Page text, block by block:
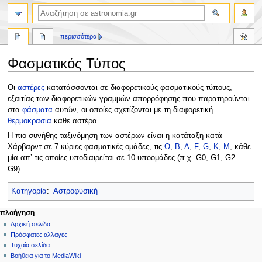
Φασματικός Τύπος
Πήδηση
στην
πλοήγηση
Πήδηση
στην
αναζήτηση
Οι αστέρεςκατατάσσονται σε διαφορετικούς φασματικούς τύπους,
εξαιτίας των διαφορετικών γραμμών απορρόφησης που παρατηρούνται
στα φάσματα αυτών, οι οποίες σχετίζονται με τη διαφορετική
θερμοκρασία κάθε αστέρα.
Η πιο συνήθης ταξινόμηση των αστέρων είναι η κατάταξη κατά
Χάρβαρντ σε 7 κύριες φασματικές ομάδες, τις O, B, A, F, G, K, M , κάθε
μία απ’ τις οποίες υποδιαιρείται σε 10 υποομάδες (π.χ. G0, G1, G2…
G9).
Κατηγορία: Αστροφυσική
Μ
ε
ν
ο
ενέργειες σελίδας
σελίδα
συζήτηση
ανάγνωση
προβολή
περισσότερα
προσωπικά εργαλεία
δημιουργία
λογαριασμού
σύνδεση
πλοήγηση
Αρχική σελίδα
Πρόσφατες αλλαγές
Τυχαία σελίδα
Βοήθεια για το MediaWiki
αναζήτηση